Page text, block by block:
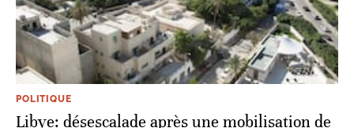
POLITIQUE
Libye: désescalade après une mobilisation de